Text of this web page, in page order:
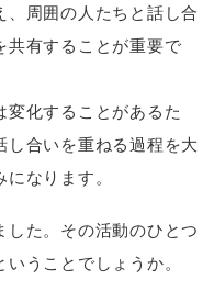
、周囲の人たちと話し合
共有することが重要で
変化することがあるた
合いを重ねる過程を大
なります。
した。その活動のひとつ
うことでしょうか。